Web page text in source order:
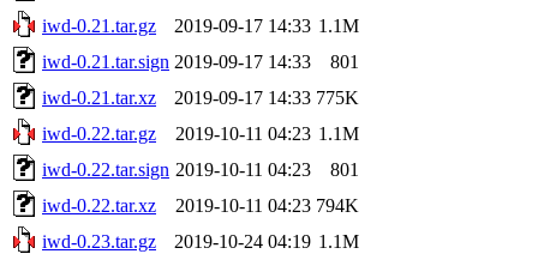
iwd-0.21.tar.gz
2019-09-17 14:33 1.1M
iwd-0.21.tar.sign 2019-09-17 14:33
801
iwd-0.21.tar.xz
2019-09-17 14:33 775K
iwd-0.22.tar.gz
2019-10-11 04:23 1.1M
iwd-0.22.tar.sign 2019-10-11 04:23
801
iwd-0.22.tar.xz
2019-10-11 04:23 794K
iwd-0.23.tar.gz
2019-10-24 04:19 1.1M